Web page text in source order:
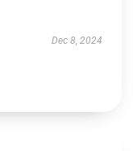
Dec 8, 2024